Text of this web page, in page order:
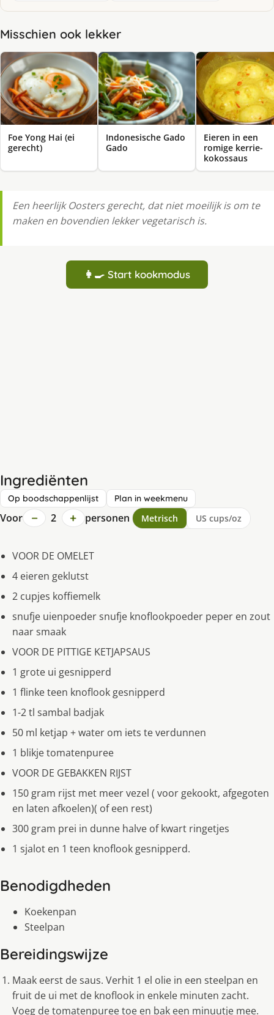
Misschien ook lekker
Foe Yong Hai (ei
gerecht)
Indonesische Gado
Gado
Eieren in een
romige kerrie-
kokossaus
Een heerlijk Oosters gerecht, dat niet moeilijk is om te
maken en bovendien lekker vegetarisch is.
👩‍🍳 Start kookmodus
Ingrediënten
Op boodschappenlijst Plan in weekmenu
Voor − 2 + personen Metrisch US cups/oz
VOOR DE OMELET
4 eieren geklutst
2 cupjes koffiemelk
snufje uienpoeder snufje knoflookpoeder peper en zout
naar smaak
VOOR DE PITTIGE KETJAPSAUS
1 grote ui gesnipperd
1 flinke teen knoflook gesnipperd
1-2 tl sambal badjak
50 ml ketjap + water om iets te verdunnen
1 blikje tomatenpuree
VOOR DE GEBAKKEN RIJST
150 gram rĳst met meer vezel ( voor gekookt, afgegoten
en laten afkoelen)( of een rest)
300 gram prei in dunne halve of kwart ringetjes
1 sjalot en 1 teen knoflook gesnipperd.
Benodigdheden
Koekenpan
Steelpan
Bereidingswijze
Maak eerst de saus. Verhit 1 el olie in een steelpan en
fruit de ui met de knoflook in enkele minuten zacht.
Voeg de tomatenpuree toe en bak een minuutje mee.